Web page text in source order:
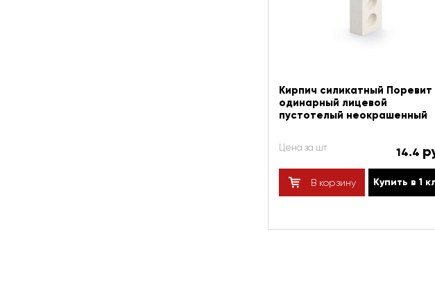
Кирпич силикатный Поревит
одинарный лицевой
пустотелый неокрашенный
Цена за шт 14.4
В корзину Купить в 1